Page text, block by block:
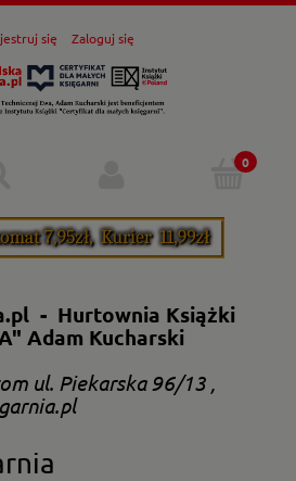
się Zaloguj się
- Hurtownia Książki
Adam Kucharski
ul. Piekarska 96/13 ,